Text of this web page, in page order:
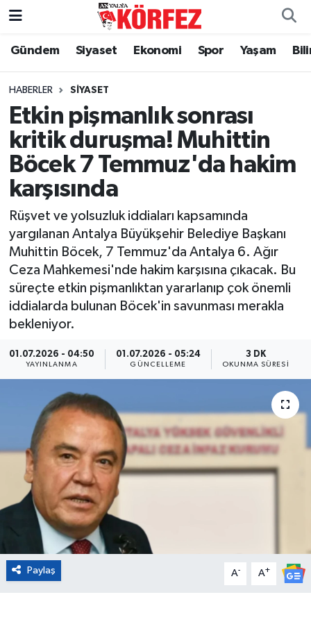
Gündem Siyaset Ekonomi Spor Yaşam
HABERLER SIYASET
Etkin pişmanlık sonrası
kritik duruşma! Muhittin
Böcek 7 Temmuz'da hakim
karşısında
Rüşvet ve yolsuzluk iddiaları kapsamında
yargılanan Antalya Büyükşehir Belediye Başkanı
Muhittin Böcek, 7 Temmuz'da Antalya 6. Ağır
Ceza Mahkemesi'nde hakim karşısına çıkacak. Bu
süreçte etkin pişmanlıktan yararlanıp çok önemli
iddialarda bulunan Böcek'in savunması merakla
bekleniyor.
01.07.2026 - 04:50
YAYINLANMA
01.07.2026 - 05:24
GÜNCELLEME
3 DK
OKUNMA SÜRESI
Paylaş A- A+
Gündem
Siyaset
Yerel Yönetim
Ekonomi
Spor
Yaşam
Asayiş
Dünya
Magazin
Turizm
Çevre
Kültür ve Sanat
Sivil Toplum
Tarım
Nöbetçi Eczaneler
Hava Durumu
Trafik Durumu
Süper Lig Puan Durumu ve Fikstür
Tüm Manşetler
Son Dakika Haberleri
Haber Arşivi